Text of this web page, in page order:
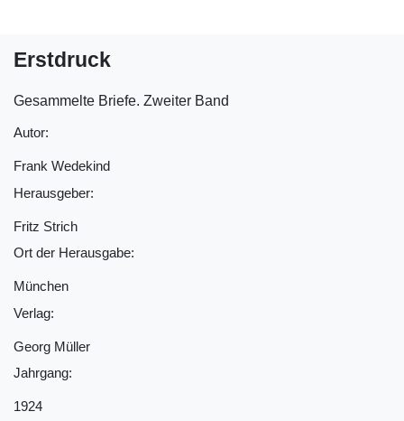
Erstdruck
Gesammelte Briefe. Zweiter Band
Autor:
Frank Wedekind
Herausgeber:
Fritz Strich
Ort der Herausgabe:
München
Verlag:
Georg Müller
Jahrgang:
1924